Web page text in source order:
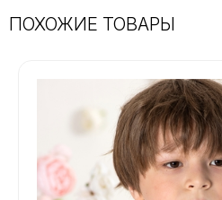
ПОХОЖИЕ ТОВАРЫ